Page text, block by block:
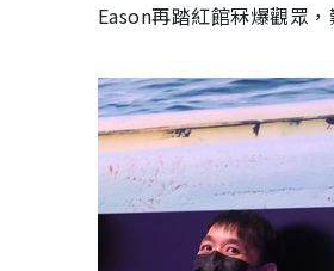
Eason再踏紅館冧爆觀眾